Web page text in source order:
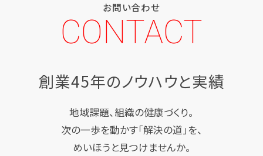
お問い合わせ
CONTACT
創業45年のノウハウと実績
地域課題、組織の健康づくり。
次の一歩を動かす「解決の道」を、
めいほうと見つけませんか。